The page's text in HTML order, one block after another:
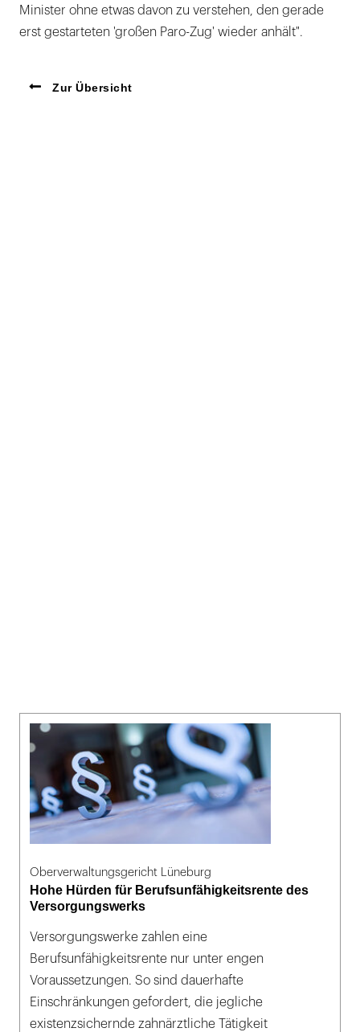
Minister ohne etwas davon zu ver­stehen, den gerade
erst gestarteten 'großen Paro-Zug' wieder anhält".
Zur Übersicht
Oberverwaltungsgericht Lüneburg
Hohe Hürden für Berufsunfähigkeitsrente des
Versorgungswerks
Versorgungswerke zahlen eine
Berufsunfähigkeitsrente nur unter engen
Voraussetzungen. So sind dauerhafte
Einschränkungen gefordert, die jegliche
existenzsichernde zahnärztliche Tätigkeit